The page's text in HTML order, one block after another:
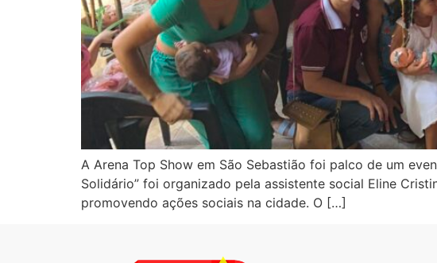
A Arena Top Show em São Sebastião foi palco de um
Solidário” foi organizado pela assistente social Eline
promovendo ações sociais na cidade. O […]